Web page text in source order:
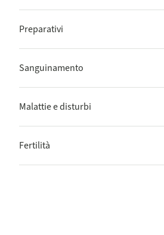
Preparativi
Sanguinamento
Malattie e disturbi
Fertilità